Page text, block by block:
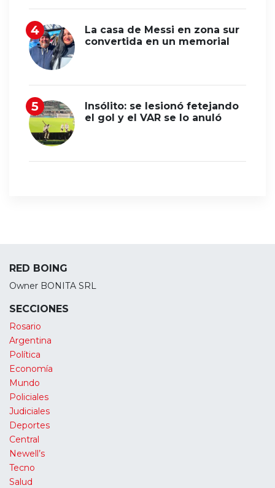
La casa de Messi en zona sur
convertida en un memorial
Insólito: se lesionó fetejando
el gol y el VAR se lo anuló
RED BOING
Owner BONITA SRL
SECCIONES
Rosario
Argentina
Política
Economía
Mundo
Policiales
Judiciales
Deportes
Central
Newell’s
Tecno
Salud